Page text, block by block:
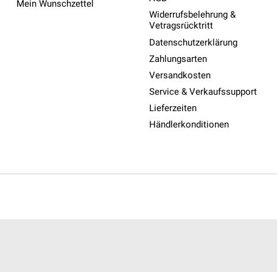
Mein Wunschzettel
Widerrufsbelehrung &
Vetragsrücktritt
Datenschutzerklärung
Zahlungsarten
Versandkosten
Service & Verkaufssupport
Lieferzeiten
Händlerkonditionen